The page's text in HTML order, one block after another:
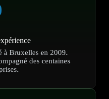
à Bruxelles en 2009.
des centaines